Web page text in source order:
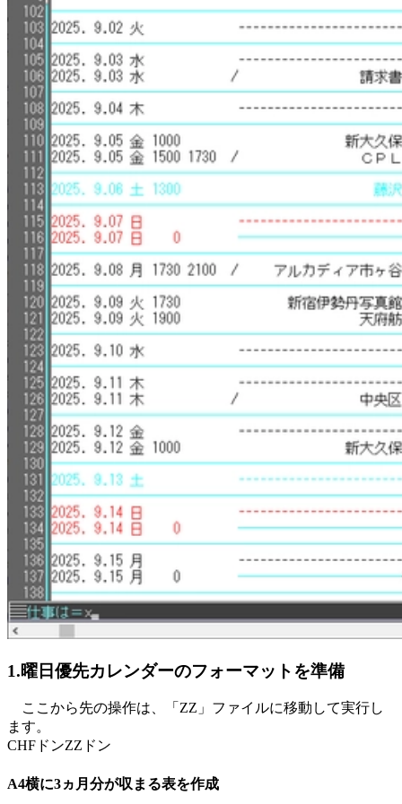
1.曜日優先カレンダーのフォーマットを準備
ここから先の操作は、「ZZ」ファイルに移動して実行し
ます。
CHFドンZZドン
A4横に3ヵ月分が収まる表を作成